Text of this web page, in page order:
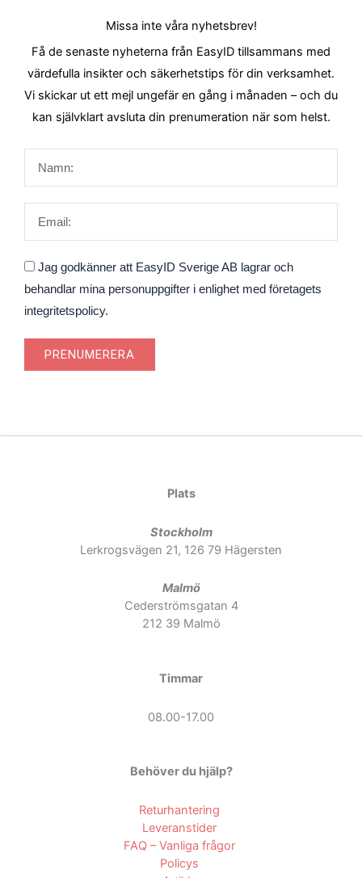
Missa inte våra nyhetsbrev!
Få de senaste nyheterna från EasyID tillsammans med
värdefulla insikter och säkerhetstips för din verksamhet.
Vi skickar ut ett mejl ungefär en gång i månaden – och du
kan självklart avsluta din prenumeration när som helst.
Godkännande
Jag godkänner att EasyID Sverige AB lagrar och
behandlar mina personuppgifter i enlighet med företagets
integritetspolicy.
PRENUMERERA
Plats
Stockholm
Lerkrogsvägen 21, 126 79 Hägersten
Malmö
Cederströmsgatan 4
212 39 Malmö
Timmar
08.00-17.00
Behöver du hjälp?
Returhantering
Leveranstider
FAQ – Vanliga frågor
Policys